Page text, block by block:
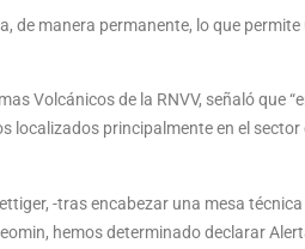
de manera permanente, lo que
Volcánicos de la RNVV, señaló que
localizados principalmente en el
-tras encabezar una mesa
hemos determinado declarar